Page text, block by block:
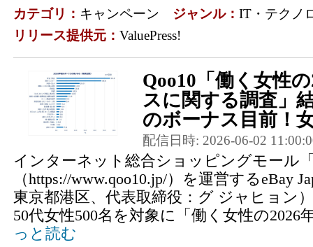
カテゴリ： キャンペーン ジャンル： IT・テクノ
リリース提供元： ValuePress!
Qoo10「働く女性
スに関する調査」
のボーナス目前！
配信日時: 2026-06-02
インターネット総合ショッピングモール
（https://www.qoo10.jp/）を運営するeBay
東京都港区、代表取締役：グ ジャヒョン
50代女性500名を対象に「働く女性の2026
っと読む